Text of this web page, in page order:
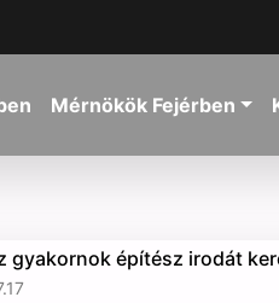
Mérnökök Fejérben
gyakornok építész irodát